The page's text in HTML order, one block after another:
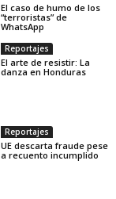
El caso de humo de los
“terroristas” de
WhatsApp
Reportajes
El arte de resistir: La
danza en Honduras
Reportajes
UE descarta fraude pese
a recuento incumplido